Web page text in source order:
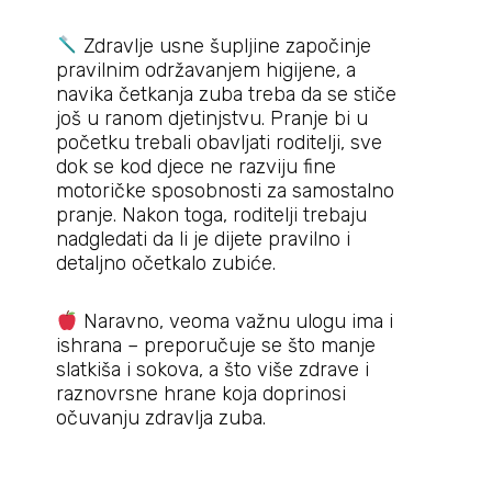
Zdravlje usne šupljine započinje
pravilnim održavanjem higijene, a
navika četkanja zuba treba da se stiče
još u ranom djetinjstvu. Pranje bi u
početku trebali obavljati roditelji, sve
dok se kod djece ne razviju fine
motoričke sposobnosti za samostalno
pranje. Nakon toga, roditelji trebaju
nadgledati da li je dijete pravilno i
detaljno očetkalo zubiće.
Naravno, veoma važnu ulogu ima i
ishrana – preporučuje se što manje
slatkiša i sokova, a što više zdrave i
raznovrsne hrane koja doprinosi
očuvanju zdravlja zuba.